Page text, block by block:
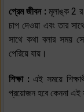
প্রেম জীবন :মূলাঙ্ক 2 র
চাপ দেওয়া এবং তার
সাথে কথা বলার সময়
পেরিয়ে যায়।
শিক্ষা :এই সময়ে
প্রয়োজন হবে কেননা এই